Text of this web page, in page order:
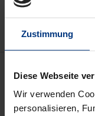
Zustimmung
Diese Webseite
Wir verwenden
personalisieren,
Delivery cost notice
Edition